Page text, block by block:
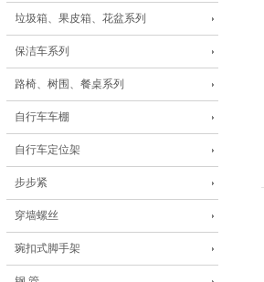
垃圾箱、果皮箱、花盆系列
保洁车系列
路椅、树围、餐桌系列
自行车车棚
自行车定位架
步步紧
穿墙螺丝
琬扣式脚手架